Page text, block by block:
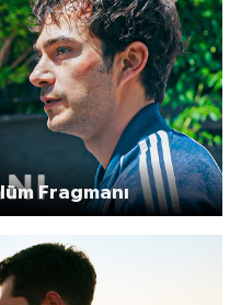
Fragmanı